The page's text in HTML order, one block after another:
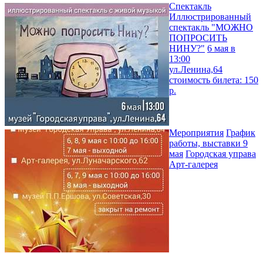
Спектакль
Иллюстрированный
спектакль "МОЖНО
ПОПРОСИТЬ
НИНУ?" 6 мая в
13:00
ул.Ленина,64
стоимость билета: 150
р.
Мероприятия График
работы, выставки 9
мая Городская управа
Арт-галерея